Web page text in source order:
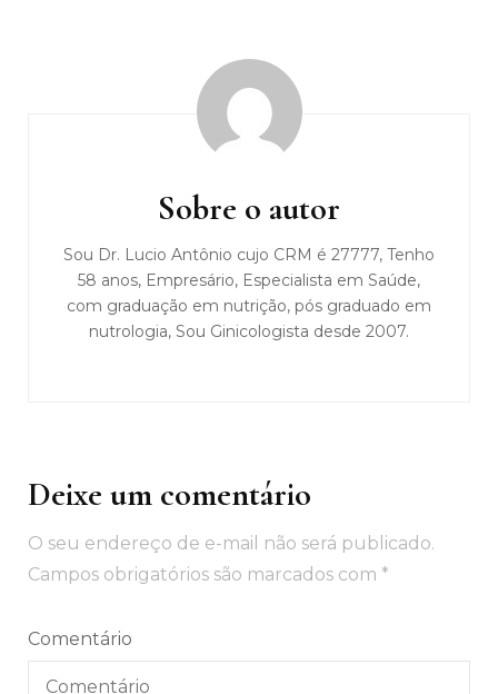
Sobre o autor
Sou Dr. Lucio Antônio cujo CRM é 27777, Tenho
58 anos, Empresário, Especialista em Saúde,
com graduação em nutrição, pós graduado em
nutrologia, Sou Ginicologista desde 2007.
Deixe um comentário
O seu endereço de e-mail não será publicado.
Campos obrigatórios são marcados com *
Comentário